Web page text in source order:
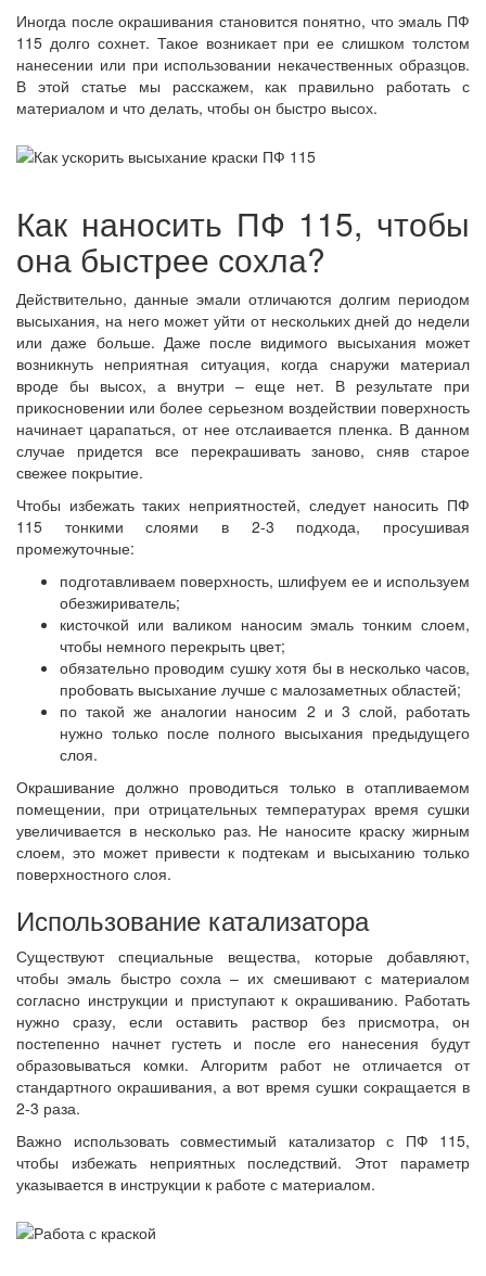
Иногда после окрашивания становится понятно, что эмаль ПФ
115 долго сохнет. Такое возникает при ее слишком толстом
нанесении или при использовании некачественных образцов.
В этой статье мы расскажем, как правильно работать с
материалом и что делать, чтобы он быстро высох.
Как наносить ПФ 115, чтобы
она быстрее сохла?
Действительно, данные эмали отличаются долгим периодом
высыхания, на него может уйти от нескольких дней до недели
или даже больше. Даже после видимого высыхания может
возникнуть неприятная ситуация, когда снаружи материал
вроде бы высох, а внутри – еще нет. В результате при
прикосновении или более серьезном воздействии поверхность
начинает царапаться, от нее отслаивается пленка. В данном
случае придется все перекрашивать заново, сняв старое
свежее покрытие.
Чтобы избежать таких неприятностей, следует наносить ПФ
115 тонкими слоями в 2-3 подхода, просушивая
промежуточные:
подготавливаем поверхность, шлифуем ее и используем
обезжириватель;
кисточкой или валиком наносим эмаль тонким слоем,
чтобы немного перекрыть цвет;
обязательно проводим сушку хотя бы в несколько часов,
пробовать высыхание лучше с малозаметных областей;
по такой же аналогии наносим 2 и 3 слой, работать
нужно только после полного высыхания предыдущего
слоя.
Окрашивание должно проводиться только в отапливаемом
помещении, при отрицательных температурах время сушки
увеличивается в несколько раз. Не наносите краску жирным
слоем, это может привести к подтекам и высыханию только
поверхностного слоя.
Использование катализатора
Существуют специальные вещества, которые добавляют,
чтобы эмаль быстро сохла – их смешивают с материалом
согласно инструкции и приступают к окрашиванию. Работать
нужно сразу, если оставить раствор без присмотра, он
постепенно начнет густеть и после его нанесения будут
образовываться комки. Алгоритм работ не отличается от
стандартного окрашивания, а вот время сушки сокращается в
2-3 раза.
Важно использовать совместимый катализатор с ПФ 115,
чтобы избежать неприятных последствий. Этот параметр
указывается в инструкции к работе с материалом.